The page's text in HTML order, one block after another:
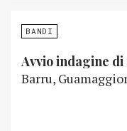
BANDI
Avvio indagine
Barru,